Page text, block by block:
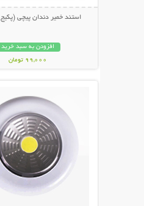
استند خمیر دندان پیچی (پکیج 2 عددی)
افزودن به سبد خرید
99,000 تومان